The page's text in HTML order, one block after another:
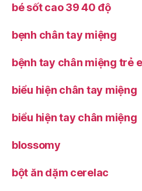
bé sốt cao 39 40 độ
bẹnh chân tay miệng
bệnh tay chân miệng trẻ
biểu hiện chân tay miệng
biểu hiện tay chân miệng
blossomy
bột ăn dặm cerelac